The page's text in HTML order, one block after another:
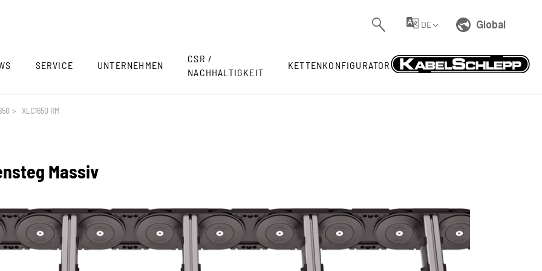
DE Global
SERVICE UNTERNEHMEN
CSR /
NACHHALTIGKEIT
KETTENKONFIGURATOR
> XLC1650 RM
Massiv